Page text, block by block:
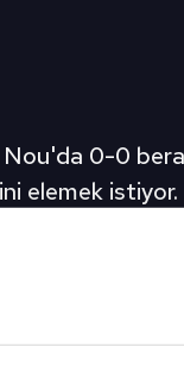
0-0
elemek
İstanbul'a
|